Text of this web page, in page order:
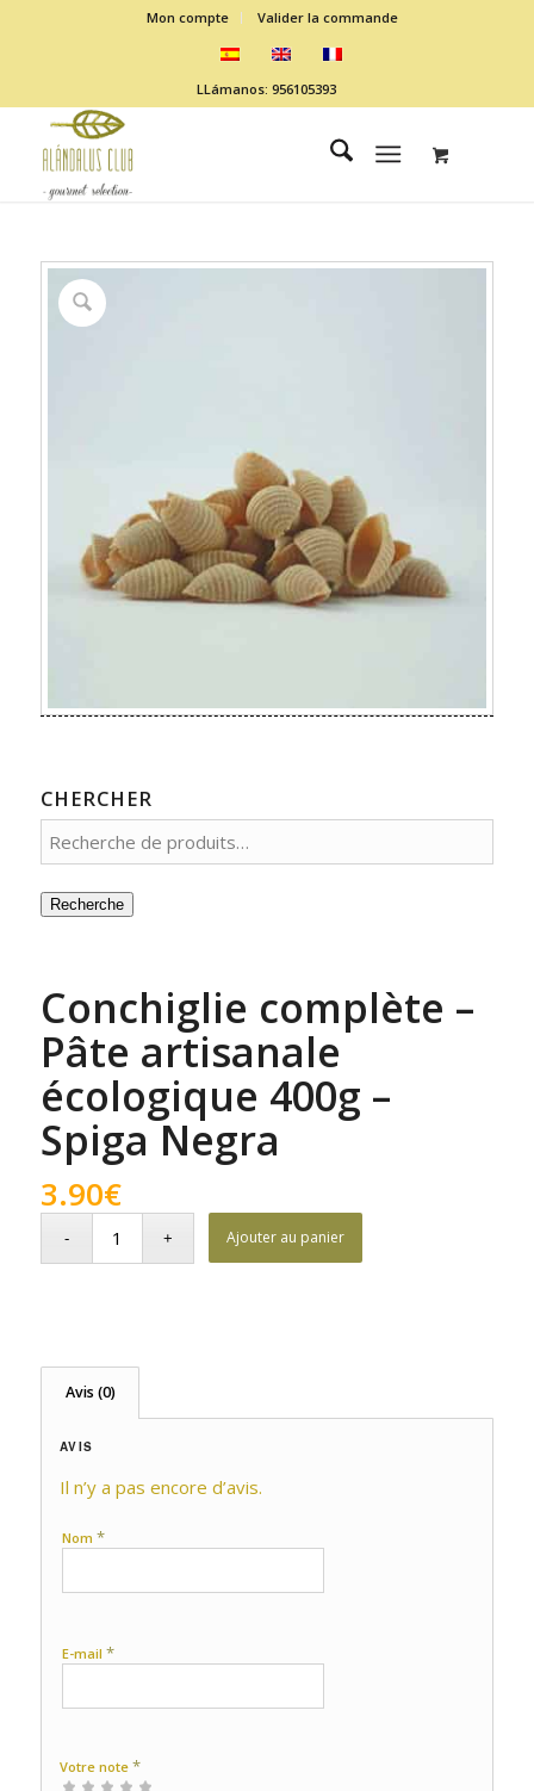
Mon compte Valider la commande
LLámanos: 956105393
CHERCHER
Recherche
Conchiglie complète –
Pâte artisanale
écologique 400g –
Spiga Negra
3.90€
Ajouter au panier
Avis (0)
AVIS
Il n’y a pas encore d’avis.
Nom *
E-mail *
Votre note *